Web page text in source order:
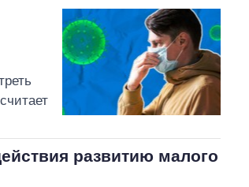
развитию малого